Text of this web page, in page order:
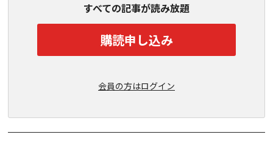
すべての記事が読み放題
購読申し込み
会員の方はログイン